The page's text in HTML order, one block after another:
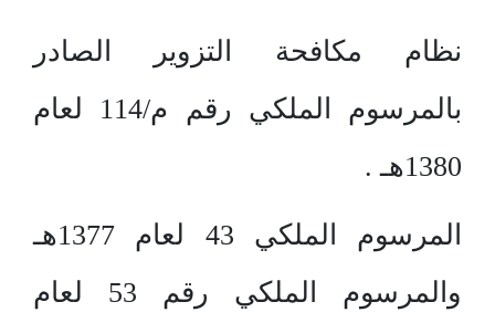
نظام مكافحة التزوير الصادر
بالمرسوم الملكي رقم م/114 لعام
1380هـ .
المرسوم الملكي 43 لعام 1377هـ
والمرسوم الملكي رقم 53 لعام